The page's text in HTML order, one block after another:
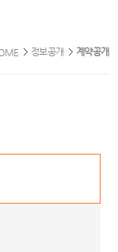
정보공개 계약공개